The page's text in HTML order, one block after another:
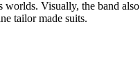
worlds. Visually, the band also
tailor made suits.